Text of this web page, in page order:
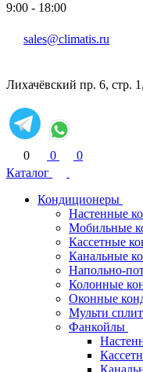
9:00 - 18:00
sales@climatis.ru
Лихачёвский пр. 6, стр.
0 0
0
Каталог
Кондиционеры
Настенные
Мобильные
Кассетные
Канальные
Напольно-
Колонные
Оконные
Мульти
Фанкойлы